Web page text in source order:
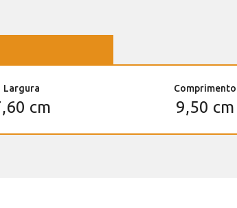
Largura
cm
Comprimento
9,50 cm